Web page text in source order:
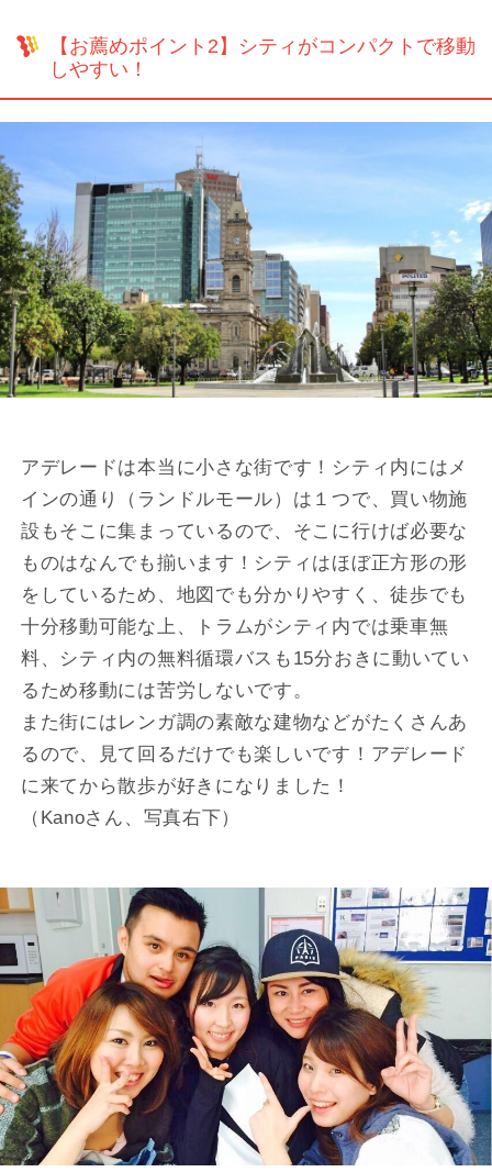
【お薦めポイント2】シティがコンパクトで移動
しやすい！
アデレードは本当に小さな街です！シティ内にはメ
インの通り（ランドルモール）は１つで、買い物施
設もそこに集まっているので、そこに行けば必要な
ものはなんでも揃います！シティはほぼ正方形の形
をしているため、地図でも分かりやすく、徒歩でも
十分移動可能な上、トラムがシティ内では乗車無
料、シティ内の無料循環バスも15分おきに動いてい
るため移動には苦労しないです。
また街にはレンガ調の素敵な建物などがたくさんあ
るので、見て回るだけでも楽しいです！アデレード
に来てから散歩が好きになりました！
（Kanoさん、写真右下）